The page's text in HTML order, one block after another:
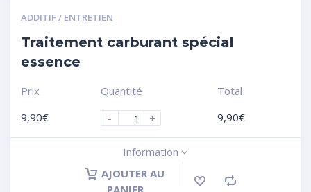
ADDITIF / ENTRETIEN
Traitement carburant spécial
essence
Prix
9,90€
Quantité
-
+
Total
9,90€
Information
AJOUTER AU
PANIER